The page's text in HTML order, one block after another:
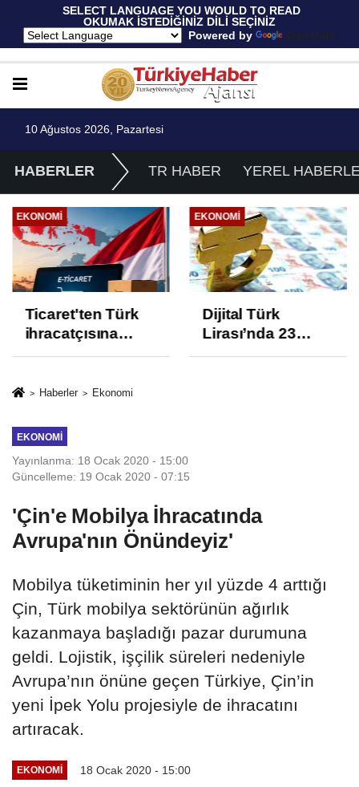
SELECT LANGUAGE YOU WOULD TO READ
OKUMAK İSTEDİĞİNİZ DİLİ SEÇİNİZ
Powered by
Translate
10 Ağustos 2026, Pazartesi
HABERLER TR HABER YEREL
EKONOMI
Ticaret'ten Türk
ihracatçısına
Endonezya pazarı
EKONOMI
Dijital Türk
Lirası’nda 23
proje üçüncü faza
Haberler Ekonomi
EKONOMI
Yayınlanma: 18 Ocak 2020 - 15:00
Güncelleme: 19 Ocak 2020 - 07:15
'Çin'e Mobilya İhracatında
Avrupa'nın Önündeyiz'
Mobilya tüketiminin her yıl yüzde 4 arttığı
Çin, Türk mobilya sektörünün ağırlık
kazanmaya başladığı pazar durumuna
geldi. Lojistik, işçilik süreleri nedeniyle
Avrupa’nın önüne geçen Türkiye, Çin’in
yeni İpek Yolu projesiyle de ihracatını
artıracak.
EKONOMI 18 Ocak 2020 - 15:00